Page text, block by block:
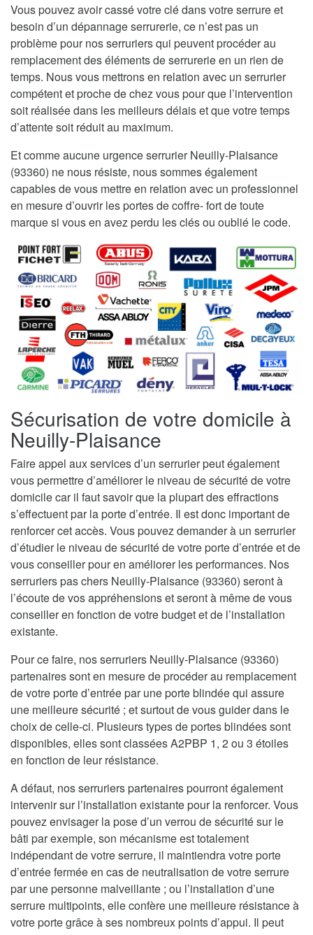
Vous pouvez avoir cassé votre clé dans votre serrure et
besoin d’un dépannage serrurerie, ce n’est pas un
problème pour nos serruriers qui peuvent procéder au
remplacement des éléments de serrurerie en un rien de
temps. Nous vous mettrons en relation avec un serrurier
compétent et proche de chez vous pour que l’intervention
soit réalisée dans les meilleurs délais et que votre temps
d’attente soit réduit au maximum.
Et comme aucune urgence serrurier Neuilly-Plaisance
(93360) ne nous résiste, nous sommes également
capables de vous mettre en relation avec un professionnel
en mesure d’ouvrir les portes de coffre- fort de toute
marque si vous en avez perdu les clés ou oublié le code.
Sécurisation de votre domicile à
Neuilly-Plaisance
Faire appel aux services d’un serrurier peut également
vous permettre d’améliorer le niveau de sécurité de votre
domicile car il faut savoir que la plupart des effractions
s’effectuent par la porte d’entrée. Il est donc important de
renforcer cet accès. Vous pouvez demander à un serrurier
d’étudier le niveau de sécurité de votre porte d’entrée et de
vous conseiller pour en améliorer les performances. Nos
serruriers pas chers Neuilly-Plaisance (93360) seront à
l’écoute de vos appréhensions et seront à même de vous
conseiller en fonction de votre budget et de l’installation
existante.
Pour ce faire, nos serruriers Neuilly-Plaisance (93360)
partenaires sont en mesure de procéder au remplacement
de votre porte d’entrée par une porte blindée qui assure
une meilleure sécurité ; et surtout de vous guider dans le
choix de celle-ci. Plusieurs types de portes blindées sont
disponibles, elles sont classées A2PBP 1, 2 ou 3 étoiles
en fonction de leur résistance.
A défaut, nos serruriers partenaires pourront également
intervenir sur l’installation existante pour la renforcer. Vous
pouvez envisager la pose d’un verrou de sécurité sur le
bâti par exemple, son mécanisme est totalement
indépendant de votre serrure, il maintiendra votre porte
d’entrée fermée en cas de neutralisation de votre serrure
par une personne malveillante ; ou l’installation d’une
serrure multipoints, elle confère une meilleure résistance à
votre porte grâce à ses nombreux points d’appui. Il peut